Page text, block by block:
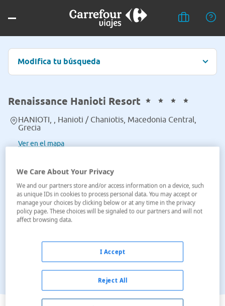
Modifica tu búsqueda
Renaissance Hanioti Resort
HANIOTI, , Hanioti / Chaniotis, Macedonia Central,
Grecia
Ver en el mapa
Ver en el mapa
We Care About Your Privacy
We and our partners store and/or access information on a device, such
as unique IDs in cookies to process personal data. You may accept or
manage your choices by clicking below or at any time in the privacy
policy page. These choices will be signaled to our partners and will not
affect browsing data.
Reject All
I Accept